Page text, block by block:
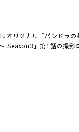
オリジナル「パンドラの
Season3」第1話の撮影